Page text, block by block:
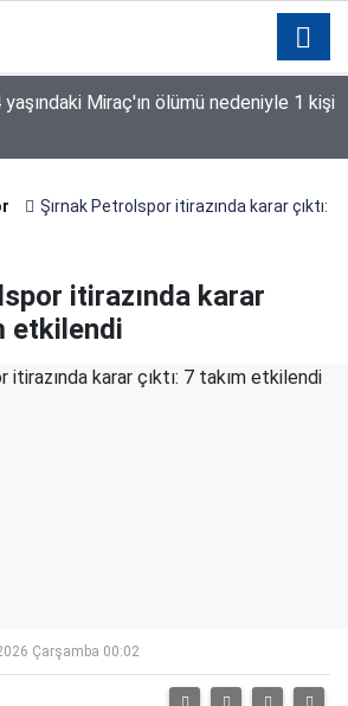
yaşındaki Miraç'ın ölümü nedeniyle 1 kişi
Şırnak Petrolspor itirazında karar çıktı:
itirazında karar
etkilendi
Çarşamba 00:02